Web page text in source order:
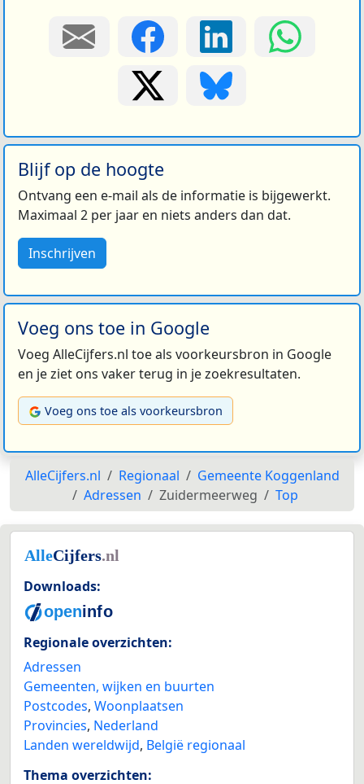
Blijf op de hoogte
Ontvang een e-mail als de informatie is bijgewerkt.
Maximaal 2 per jaar en niets anders dan dat.
Inschrijven
Voeg ons toe in Google
Voeg AlleCijfers.nl toe als voorkeursbron in Google
en je ziet ons vaker terug in je zoekresultaten.
Voeg ons toe als voorkeursbron
AlleCijfers.nl Regionaal
Gemeente Koggenland
Adressen
Zuidermeerweg Top
Downloads:
Regionale overzichten:
Adressen
Gemeenten, wijken en buurten
Postcodes, Woonplaatsen
Provincies, Nederland
Landen wereldwijd, België regionaal
Thema overzichten: